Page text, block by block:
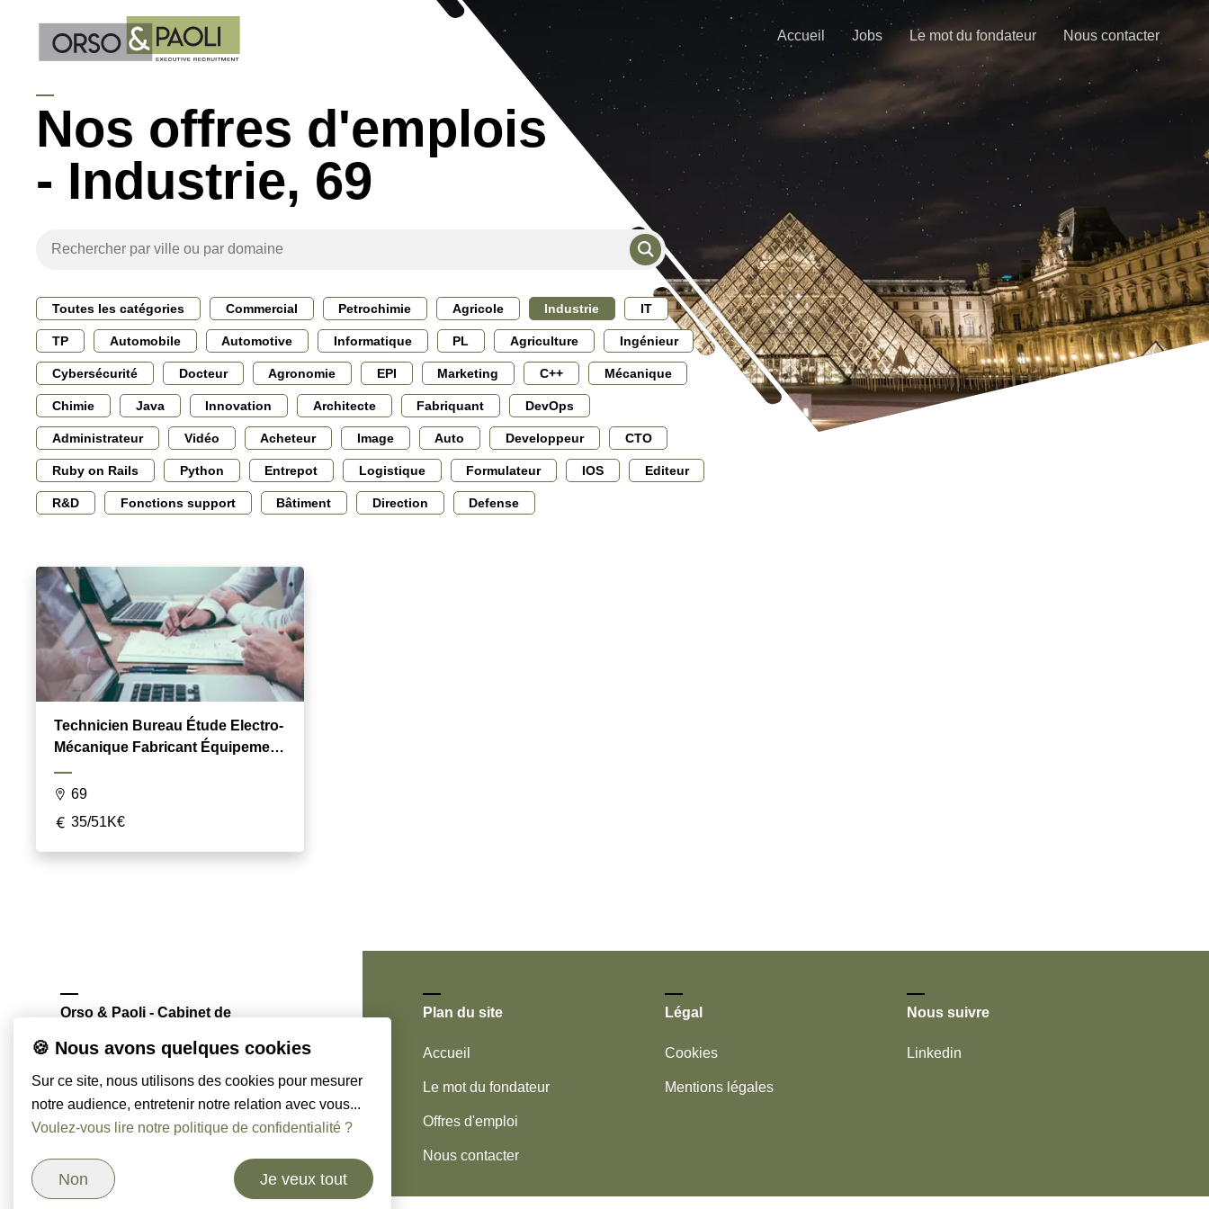
Accueil Jobs Le mot du fondateur Nous contacter
Nos offres d'emplois
- Industrie, 69
Toutes les catégories Commercial Petrochimie Agricole Industrie IT
TP Automobile Automotive Informatique PL Agriculture Ingénieur
Cybersécurité Docteur Agronomie EPI Marketing C++ Mécanique
Chimie Java Innovation Architecte Fabriquant DevOps
Administrateur Vidéo Acheteur Image Auto Developpeur CTO
Ruby on Rails Python Entrepot Logistique Formulateur IOS Editeur
R&D Fonctions support Bâtiment Direction Defense
Technicien Bureau Étude Electro-
Mécanique Fabricant Équipement
Fluide
69
35/51K€
Orso & Paoli - Cabinet de
Plan du site
Accueil
Le mot du fondateur
Offres d'emploi
Nous contacter
Légal
Cookies
Mentions légales
Nous suivre
Linkedin
🍪 Nous avons quelques cookies
Sur ce site, nous utilisons des cookies pour mesurer
notre audience, entretenir notre relation avec vous...
Voulez-vous lire notre politique de confidentialité ?
Non Je veux tout